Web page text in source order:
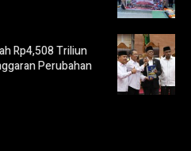
Rp4,508 Triliun
Perubahan